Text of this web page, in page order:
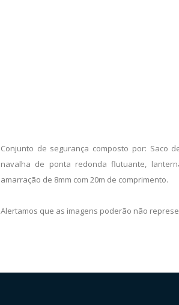
Conjunto de segurança composto por: Saco
navalha de ponta redonda flutuante,
amarração de 8mm com 20m de comprimento.
Alertamos que as imagens poderão não